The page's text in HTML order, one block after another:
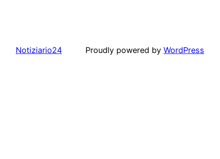
Notiziario24 Proudly powered by WordPress